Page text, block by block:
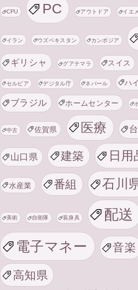
CPU PC アウトドア イエ
イラン ウズベキスタン カンボジア
ギリシャ グアテマラ スイス
セルビア デジタル庁 ネパール ハ
ブラジル ホームセンター
中古 佐賀県 医療
山口県 建築 日用
水産業 番組 石川
美術 自衛隊 装身具 配送
電子マネー 音楽
高知県